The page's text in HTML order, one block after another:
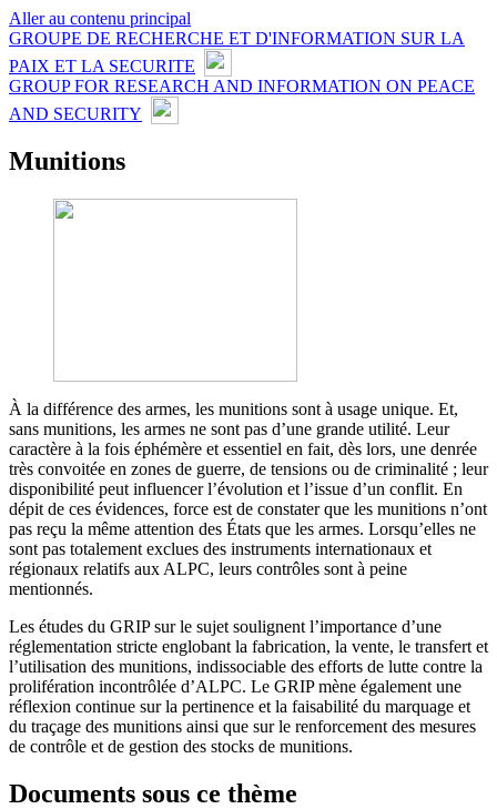
Aller au contenu principal
GROUPE DE RECHERCHE ET D'INFORMATION SUR LA
PAIX ET LA SECURITE
GROUP FOR RESEARCH AND INFORMATION ON PEACE
AND SECURITY
Munitions
À la différence des armes, les munitions sont à usage unique. Et,
sans munitions, les armes ne sont pas d’une grande utilité. Leur
caractère à la fois éphémère et essentiel en fait, dès lors, une denrée
très convoitée en zones de guerre, de tensions ou de criminalité ; leur
disponibilité peut influencer l’évolution et l’issue d’un conflit. En
dépit de ces évidences, force est de constater que les munitions n’ont
pas reçu la même attention des États que les armes. Lorsqu’elles ne
sont pas totalement exclues des instruments internationaux et
régionaux relatifs aux ALPC, leurs contrôles sont à peine
mentionnés.
Les études du GRIP sur le sujet soulignent l’importance d’une
réglementation stricte englobant la fabrication, la vente, le transfert et
l’utilisation des munitions, indissociable des efforts de lutte contre la
prolifération incontrôlée d’ALPC. Le GRIP mène également une
réflexion continue sur la pertinence et la faisabilité du marquage et
du traçage des munitions ainsi que sur le renforcement des mesures
de contrôle et de gestion des stocks de munitions.
Documents sous ce thème